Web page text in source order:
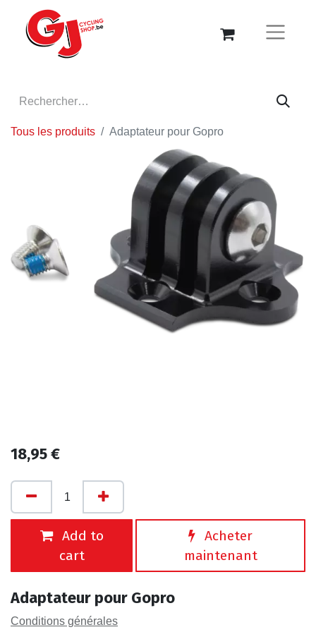
Tous les produits Adaptateur pour Gopro
18,95€
Add to
cart
Acheter
maintenant
Adaptateur pour Gopro
Conditions générales